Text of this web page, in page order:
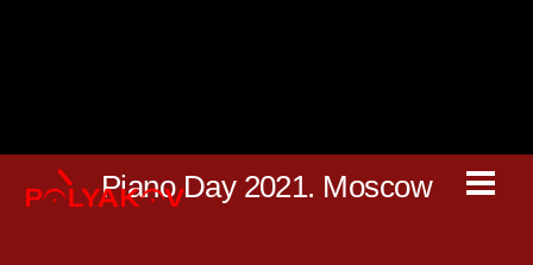
Piano Day 2021. Moscow